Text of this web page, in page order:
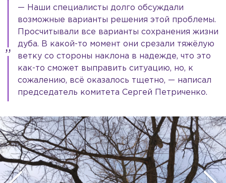
— Наши специалисты долго обсуждали
возможные варианты решения этой проблемы.
Просчитывали все варианты сохранения жизни
дуба. В какой-то момент они срезали тяжёлую
ветку со стороны наклона в надежде, что это
как-то сможет выправить ситуацию, но, к
сожалению, всё оказалось тщетно, — написал
председатель комитета Сергей Петриченко.